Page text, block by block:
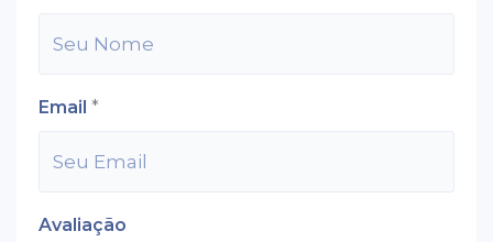
Email *
Avaliação